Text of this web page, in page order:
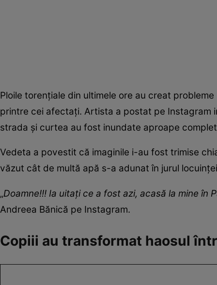
Ploile torențiale din ultimele ore au creat
printre cei afectați. Artista a postat pe Instagram
strada și curtea au fost inundate aproape
Vedeta a povestit că imaginile i-au fost trimise
văzut cât de multă apă s-a adunat în jurul
„Doamne!!! Ia uitați ce a fost azi, acasă la mine în
Andreea Bănică pe Instagram.
Copiii au transformat haosul